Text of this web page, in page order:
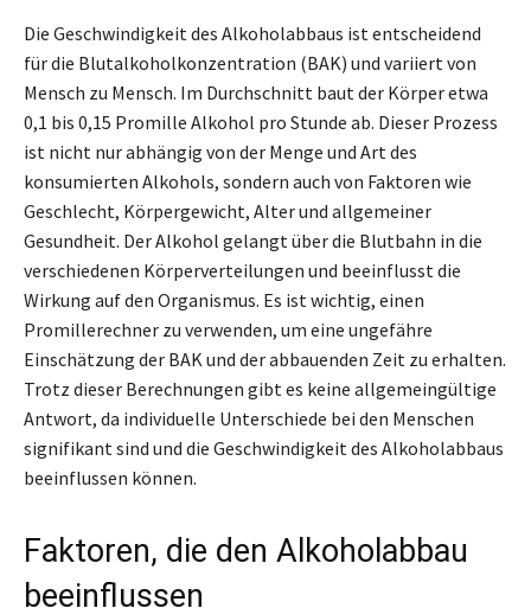
Die Geschwindigkeit des Alkoholabbaus ist entscheidend
für die Blutalkoholkonzentration (BAK) und variiert von
Mensch zu Mensch. Im Durchschnitt baut der Körper etwa
0,1 bis 0,15 Promille Alkohol pro Stunde ab. Dieser Prozess
ist nicht nur abhängig von der Menge und Art des
konsumierten Alkohols, sondern auch von Faktoren wie
Geschlecht, Körpergewicht, Alter und allgemeiner
Gesundheit. Der Alkohol gelangt über die Blutbahn in die
verschiedenen Körperverteilungen und beeinflusst die
Wirkung auf den Organismus. Es ist wichtig, einen
Promillerechner zu verwenden, um eine ungefähre
Einschätzung der BAK und der abbauenden Zeit zu erhalten.
Trotz dieser Berechnungen gibt es keine allgemeingültige
Antwort, da individuelle Unterschiede bei den Menschen
signifikant sind und die Geschwindigkeit des Alkoholabbaus
beeinflussen können.
Faktoren, die den Alkoholabbau
beeinflussen